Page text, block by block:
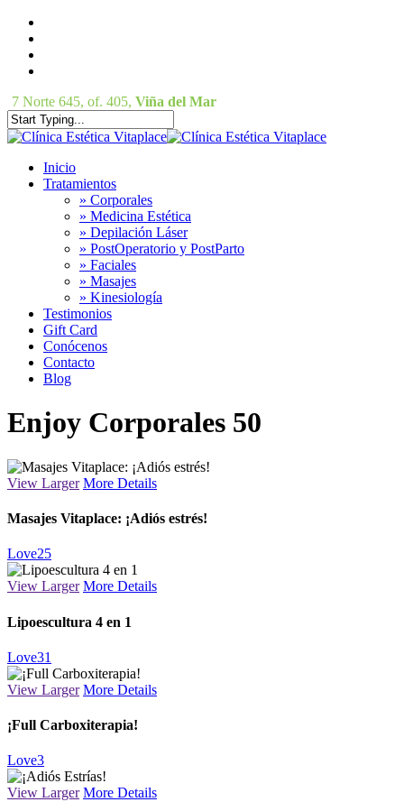
Skip
main
content
7 Norte 645, of. 405, Viña del Mar
Close
Menu
Inicio
Tratamientos
» Corporales
» Medicina Estética
» Depilación Láser
» PostOperatorio y PostParto
» Faciales
» Masajes
» Kinesiología
Testimonios
Gift Card
Conócenos
Contacto
Blog
Enjoy Corporales 50
View Larger More Details
Masajes Vitaplace: ¡Adiós estrés!
Love25
View Larger More Details
Lipoescultura 4 en 1
Love31
View Larger More Details
¡Full Carboxiterapia!
Love3
View Larger More Details